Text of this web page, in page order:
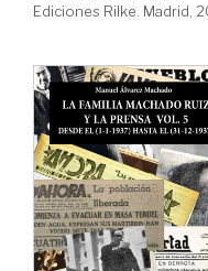
Ediciones Rilke. Madrid,